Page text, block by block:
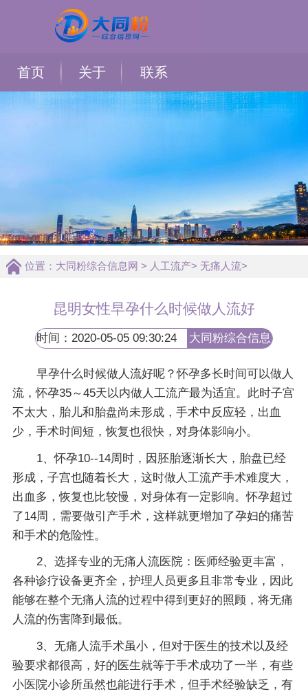
首页 关于 联系
位置： 大同粉综合信息网 > 人工流产> 无痛人流>
昆明女性早孕什么时候做人流好
时间：2020-05-05 09:30:24
大同粉综合信息
早孕什么时候做人流好呢？怀孕多长时间可以做人
流，怀孕35～45天以内做人工流产最为适宜。此时子宫
不太大，胎儿和胎盘尚未形成，手术中反应轻，出血
少，手术时间短，恢复也很快，对身体影响小。
1、怀孕10--14周时，因胚胎逐渐长大，胎盘已经
形成，子宫也随着长大，这时做人工流产手术难度大，
出血多，恢复也比较慢，对身体有一定影响。怀孕超过
了14周，需要做引产手术，这样就更增加了孕妇的痛苦
和手术的危险性。
2、选择专业的无痛人流医院：医师经验更丰富，
各种诊疗设备更齐全，护理人员更多且非常专业，因此
能够在整个无痛人流的过程中得到更好的照顾，将无痛
人流的伤害降到最低。
3、无痛人流手术虽小，但对于医生的技术以及经
验要求都很高，好的医生就等于手术成功了一半，有些
小医院小诊所虽然也能进行手术，但手术经验缺乏，有